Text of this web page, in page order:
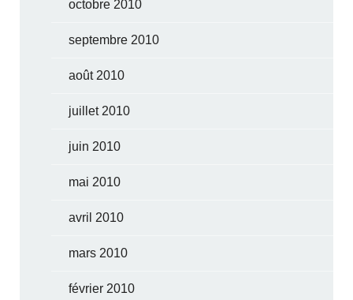
octobre 2010
septembre 2010
août 2010
juillet 2010
juin 2010
mai 2010
avril 2010
mars 2010
février 2010